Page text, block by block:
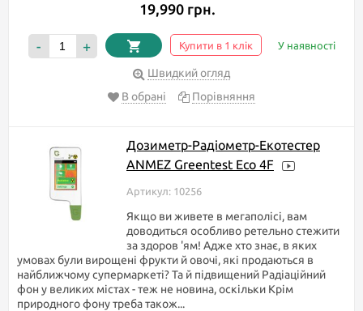
19,990 грн.
- + Купити в 1 клік У наявності
Швидкий огляд
В обрані
Порівняння
Дозиметр-Радіометр-Екотестер
ANMEZ Greentest Eco 4F
Артикул: 10256
Якщо ви живете в мегаполісі, вам
доводиться особливо ретельно стежити
за здоров 'ям! Адже хто знає, в яких
умовах були вирощені фрукти й овочі, які продаються в
найближчому супермаркеті? Та й підвищений Радіаційний
фон у великих містах - теж не новина, оскільки Крім
природного фону треба також...